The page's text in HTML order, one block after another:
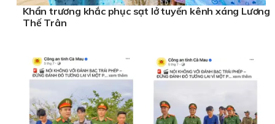
Khẩn trương khắc phục sạt lở tuyến kênh xáng Lương
Thế Trân